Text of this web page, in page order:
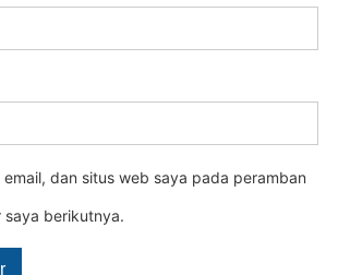
email, dan situs web saya pada peramban
saya berikutnya.